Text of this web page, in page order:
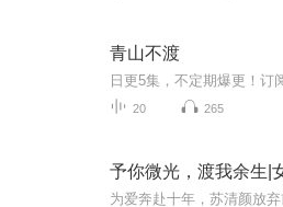
青山不渡
20 265